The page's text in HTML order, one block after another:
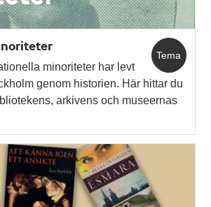
Tema
minoriteter har levt
genom historien. Här hittar du
arkivens och museernas